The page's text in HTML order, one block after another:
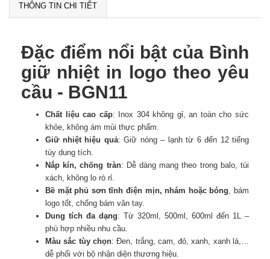
THÔNG TIN CHI TIẾT
Đặc điểm nổi bật của Bình
giữ nhiệt in logo theo yêu
cầu - BGN11
Chất liệu cao cấp: Inox 304 không gỉ, an toàn cho sức
khỏe, không ám mùi thực phẩm.
Giữ nhiệt hiệu quả: Giữ nóng – lạnh từ 6 đến 12 tiếng
tùy dung tích.
Nắp kín, chống tràn: Dễ dàng mang theo trong balo, túi
xách, không lo rò rỉ.
Bề mặt phủ sơn tĩnh điện mịn, nhám hoặc bóng , bám
logo tốt, chống bám vân tay.
Dung tích đa dạng: Từ 320ml, 500ml, 600ml đến 1L –
phù hợp nhiều nhu cầu.
Màu sắc tùy chọn: Đen, trắng, cam, đỏ, xanh, xanh lá,…
dễ phối với bộ nhận diện thương hiệu.